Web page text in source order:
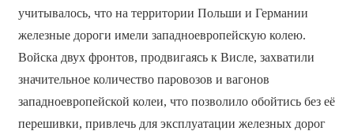
учитывалось, что на территории Польши и Германии
железные дороги имели западноевропейскую колею.
Войска двух фронтов, продвигаясь к Висле, захватили
значительное количество паровозов и вагонов
западноевропейской колеи, что позволило обойтись без её
перешивки, привлечь для эксплуатации железных дорог